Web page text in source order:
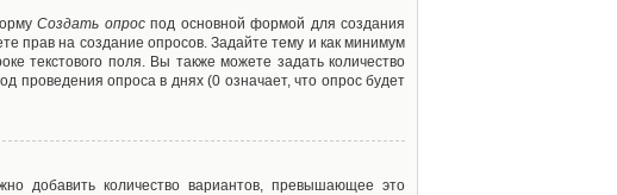
Создать опроспод основной формой для создания
прав на создание опросов. Задайте тему и как минимум
текстового поля. Вы также можете задать количество
проведения опроса в днях (0 означает, что опрос будет
добавить количество вариантов, превышающее это